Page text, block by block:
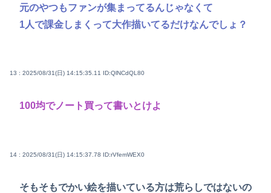
元のやつもファンが集まってるんじゃなくて
1人で課金しまくって大作描いてるだけなんでしょ？
13 : 2025/08/31(日) 14:15:35.11 ID:QlNCdQL80
100均でノート買って書いとけよ
14 : 2025/08/31(日) 14:15:37.78 ID:rVfemWEX0
そもそもでかい絵を描いている方は荒らしではないの